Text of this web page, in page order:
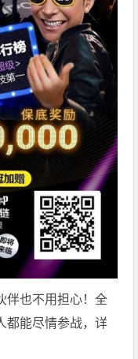
伴也不用担心！全
都能尽情参战，详